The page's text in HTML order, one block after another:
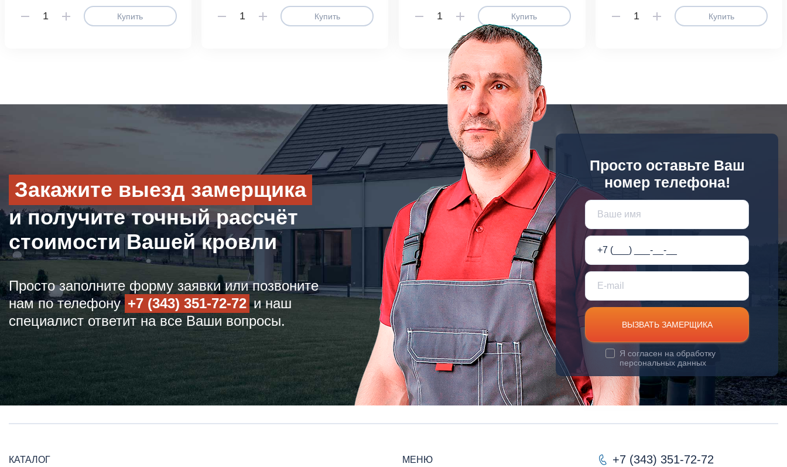
Купить Купить Купить Купить
Закажите выезд замерщика
и получите точный рассчёт
стоимости Вашей кровли
Просто заполните форму заявки или позвоните
нам по телефону +7 (343) 351-72-72и наш
специалист ответит на все Ваши вопросы.
Просто оставьте Ваш
номер телефона!
ВЫЗВАТЬ ЗАМЕРЩИКА
Я согласен на обработку
персональных данных
КАТАЛОГ МЕНЮ +7 (343) 351-72-72